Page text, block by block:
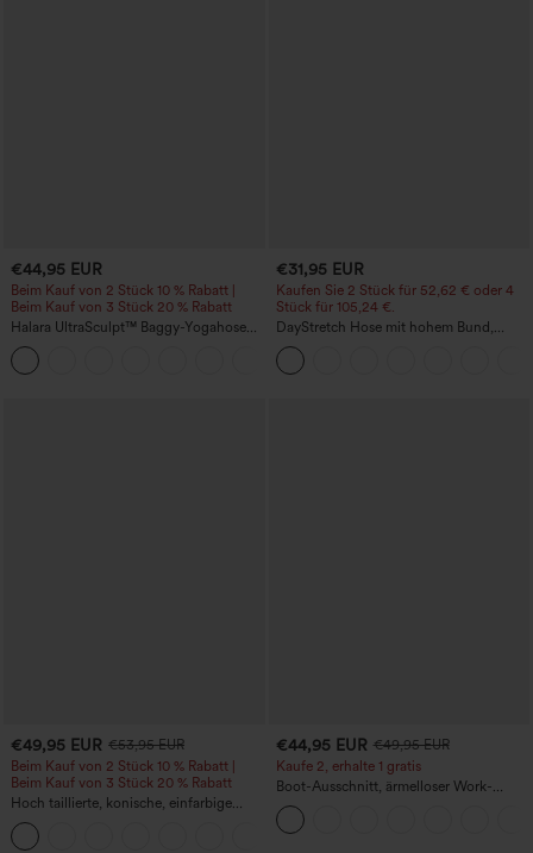
€44,95 EUR
Beim Kauf von 2 Stück 10 % Rabatt |
Beim Kauf von 3 Stück 20 % Rabatt
Halara UltraSculpt™ Baggy-Yogahose
mit hohem Bund, Bauchkontrolle,
Color-Block-Streifen und Taschen
€31,95 EUR
Kaufen Sie 2 Stück für 52,62 € oder 4
Stück für 105,24 €.
DayStretch Hose mit hohem Bund,
Barrel-Leg und Taschen
€49,95 EUR €53,95 EUR
Beim Kauf von 2 Stück 10 % Rabatt |
Beim Kauf von 3 Stück 20 % Rabatt
Hoch taillierte, konische, einfarbige
Anzughose mit Seitentaschen
€44,95 EUR €49,95 EUR
Kaufe 2, erhalte 1 gratis
Boot-Ausschnitt, ärmelloser Work-
Jumpsuit mit seitlicher Bindung,
kühlender Cool-Touch-Effekt, gestreift
und mit Taschen – Easy Peezy Edition